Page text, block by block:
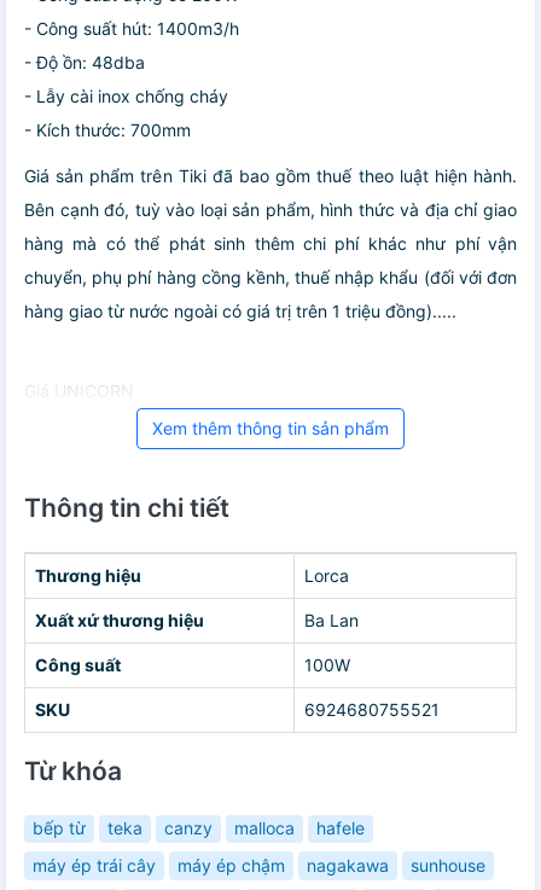
- Công suất hút: 1400m3/h
- Độ ồn: 48dba
- Lẫy cài inox chống cháy
- Kích thước: 700mm
Giá sản phẩm trên Tiki đã bao gồm thuế theo luật hiện hành.
Bên cạnh đó, tuỳ vào loại sản phẩm, hình thức và địa chỉ giao
hàng mà có thể phát sinh thêm chi phí khác như phí vận
chuyển, phụ phí hàng cồng kềnh, thuế nhập khẩu (đối với đơn
hàng giao từ nước ngoài có giá trị trên 1 triệu đồng).....
Giá UNICORN
Xem thêm thông tin sản phẩm
Thông tin chi tiết
Thương hiệu Lorca
Xuất xứ thương hiệu Ba Lan
Công suất 100W
SKU 6924680755521
Từ khóa
bếp từ teka canzy malloca
hafele
máy ép trái cây
máy ép chậm nagakawa
sunhouse